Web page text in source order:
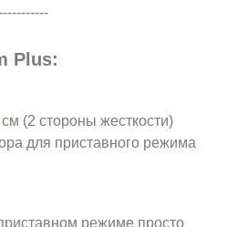
Plus:
(2 стороны жесткости)
для приставного режима
режиме просто